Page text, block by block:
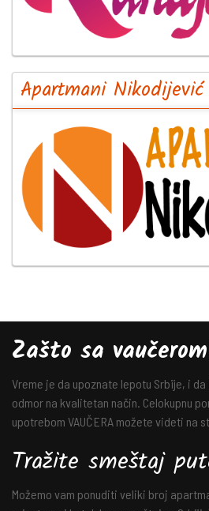
Apartmani
Zašto sa
Vreme je da upoznate lepotu Srbije, i
odmor na kvalitetan način. Celokupnu
upotrebom VAUČERA možete videti na
Tražite smeštaj
Možemo vam ponuditi veliki broj